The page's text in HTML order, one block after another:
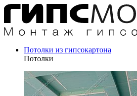
Потолки из гипсокартона
Потолки